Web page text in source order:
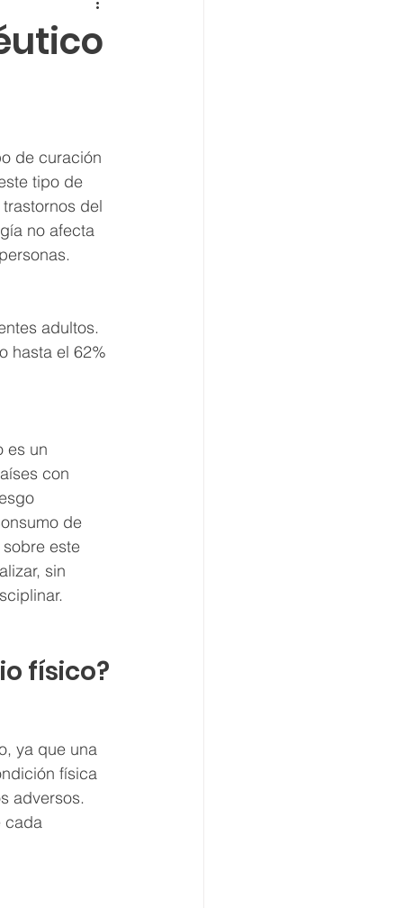
de curación
tipo de
del
no afecta
adultos.
hasta el 62%
es un
con
de
este
sin
físico?
ya que una
física
adversos.
cada